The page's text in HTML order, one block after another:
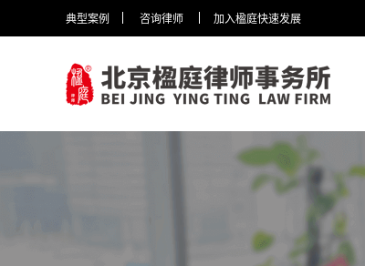
典型案例 咨询律师 加入楹庭快速发展